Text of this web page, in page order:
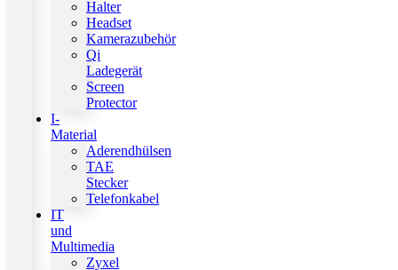
Halter
Headset
Kamerazubehör
Qi
Ladegerät
Screen
Protector
I-
Material
Aderendhülsen
TAE
Stecker
Telefonkabel
IT
und
Multimedia
Zyxel